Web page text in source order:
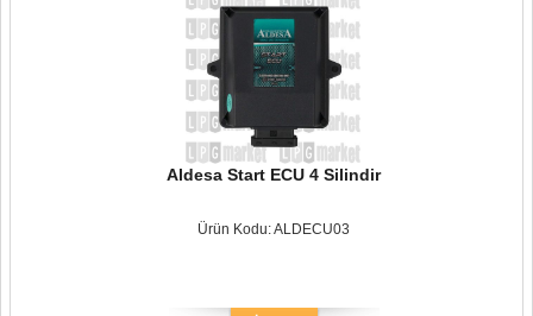
Aldesa Start ECU 4 Silindir
Ürün Kodu: ALDECU03